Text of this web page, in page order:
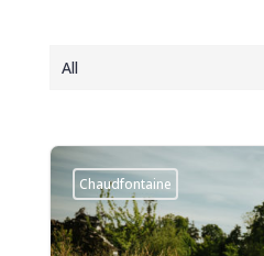
All
Chaudfontaine